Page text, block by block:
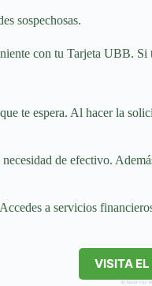
sospechosas.
con tu Tarjeta UBB.
te espera. Al hacer la
de efectivo.
a servicios
VISITA
Al hacer clic